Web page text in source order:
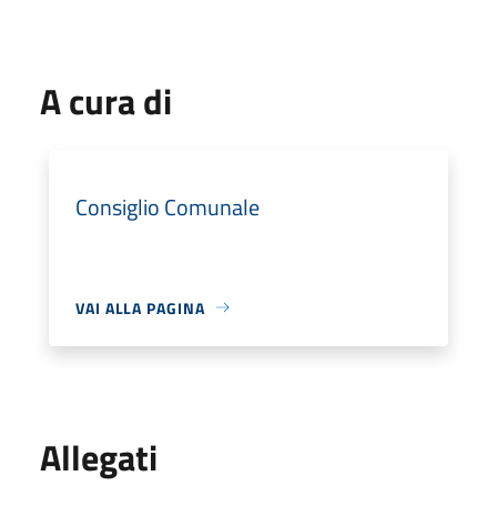
A cura di
Consiglio Comunale
VAI ALLA PAGINA
Allegati